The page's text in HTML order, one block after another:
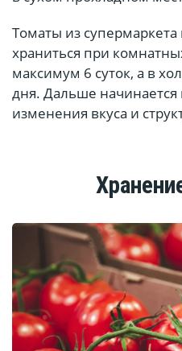
Томаты из
храниться при
максимум 6 суток, а в
дня. Дальше начинается
изменения вкуса и